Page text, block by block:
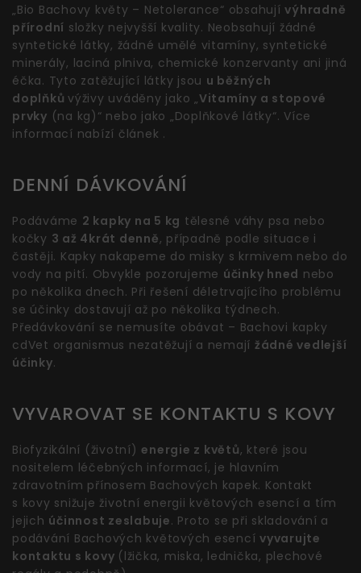
„Bio Bachovy květy – Netolerance“ obsahujívýhradně
přírodní složky nejvyšší kvality. Neobsahují žádné
syntetické látky, žádné umělé vitamíny, syntetické
minerály, laciná plniva, chemické konzervanty ani jiná
éčka. Tyto zatěžující látky jsou u běžných
doplňků výživy uváděny jako „Vitamíny a stopové
prvky (na kg)“ nebo jako „Doplňkové látky“. Více
informací nabízí článek .
DENNÍ DÁVKOVÁNÍ
Podáváme 2 kapky na 5 kg tělesné váhy psa nebo
kočky 3 až 4krát denně, případně podle situace i
častěji. Kapky nakapeme do misky s krmivem nebo do
vody na pití. Obvykle pozorujeme účinky hned nebo
po několika dnech. Při řešení déletrvajícího problému
se účinky dostavují až po několika týdnech.
Předávkování se nemusíte obávat – Bachovi kapky
cdVet organismus nezatěžují a nemají žádné vedlejší
účinky.
VYVAROVAT SE KONTAKTU S KOVY
Biofyzikální (životní) energie z květů, které jsou
nositelem léčebných informací, je hlavním
zdravotním přínosem Bachových kapek. Kontakt
s kovy snižuje životní energii květových esencí a tím
jejich účinnost zeslabuje. Proto se při skladování a
podávání Bachových květových esencí vyvarujte
kontaktu s kovy (lžička, miska, lednička, plechové